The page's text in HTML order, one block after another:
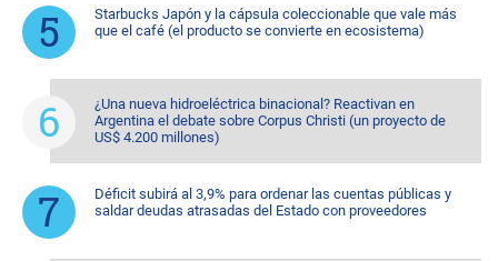
Starbucks Japón y la cápsula coleccionable que vale más
que el café (el producto se convierte en ecosistema)
¿Una nueva hidroeléctrica binacional? Reactivan en
Argentina el debate sobre Corpus Christi (un proyecto de
US$ 4.200 millones)
Déficit subirá al 3,9% para ordenar las cuentas públicas y
saldar deudas atrasadas del Estado con proveedores